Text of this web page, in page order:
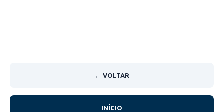
← VOLTAR
INÍCIO